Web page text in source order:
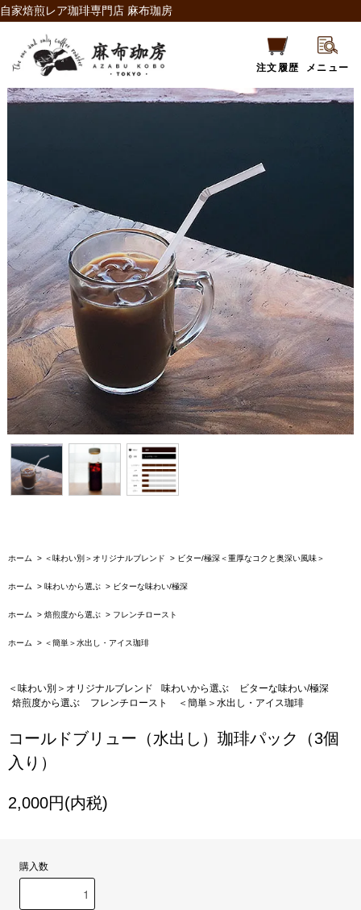
自家焙煎レア珈琲専門店 麻布珈房
注文履歴 メニュー
ホーム > ＜味わい別＞オリジナルブレンド > ビター/極深＜重厚なコクと奥深い風味＞
ホーム > 味わいから選ぶ > ビターな味わい/極深
ホーム > 焙煎度から選ぶ > フレンチロースト
ホーム > ＜簡単＞水出し・アイス珈琲
＜味わい別＞オリジナルブレンド 味わいから選ぶ
ビターな味わい/極深
焙煎度から選ぶ
フレンチロースト ＜簡単＞水出し・アイス珈琲
コールドブリュー（水出し）珈琲パック（3個
入り）
2,000円(内税)
購入数